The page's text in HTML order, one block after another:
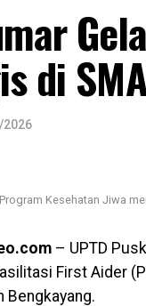
di
2026
Kesehatan Jiwa
– UPTD
First Aider
Bengkayang.